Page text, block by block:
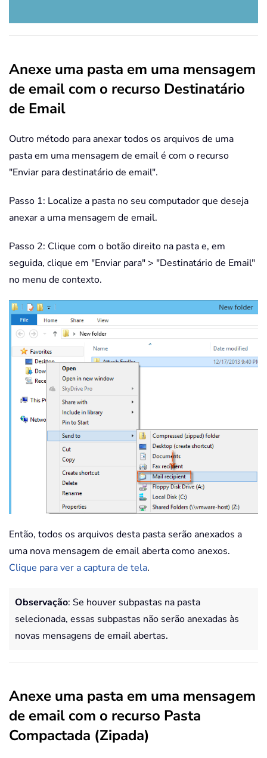
Anexe uma pasta em uma mensagem
de email com o recurso Destinatário
de Email
Outro método para anexar todos os arquivos de uma
pasta em uma mensagem de email é com o recurso
"Enviar para destinatário de email".
Passo 1: Localize a pasta no seu computador que deseja
anexar a uma mensagem de email.
Passo 2: Clique com o botão direito na pasta e, em
seguida, clique em "Enviar para" > "Destinatário de Email"
no menu de contexto.
Então, todos os arquivos desta pasta serão anexados a
uma nova mensagem de email aberta como anexos.
Clique para ver a captura de tela.
Observação: Se houver subpastas na pasta
selecionada, essas subpastas não serão anexadas às
novas mensagens de email abertas.
Anexe uma pasta em uma mensagem
de email com o recurso Pasta
Compactada (Zipada)